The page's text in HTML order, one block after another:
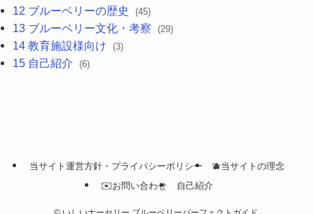
12 ブルーベリーの歴史 (45)
13 ブルーベリー文化・考察 (29)
14 教育施設様向け (3)
15 自己紹介 (6)
当サイト運営方針・プライバシーポリシー
🫐当サイトの理念
✉️お問い合わせ
自己紹介